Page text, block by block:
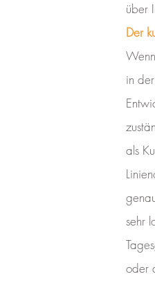
über
Der
in
als
sehr
oder